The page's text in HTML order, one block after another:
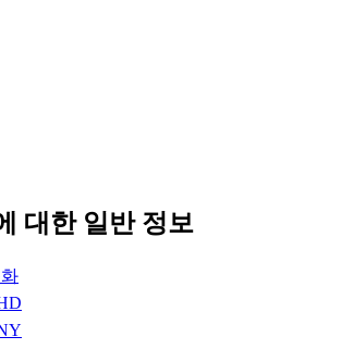
대한 일반 정보